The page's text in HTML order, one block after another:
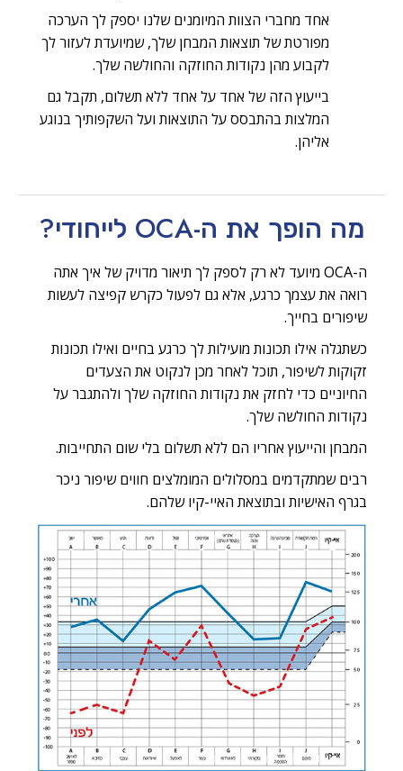
אחד מחברי הצוות המיומנים שלנו יספק לך הערכה
מפורטת של תוצאות המבחן שלך, שמיועדת לעזור לך
לקבוע מהן נקודות החוזקה והחולשה שלך.
בייעוץ הזה של אחד על אחד ללא תשלום, תקבל גם
המלצות בהתבסס על התוצאות ועל השקפותיך בנוגע
אליהן.
מה הופך את ה-OCA לייחודי?
ה-OCA מיועד לא רק לספק לך תיאור מדויק של איך אתה
רואה את עצמך כרגע, אלא גם לפעול כקרש קפיצה לעשות
שיפורים בחייך.
כשתגלה אילו תכונות מועילות לך כרגע בחיים ואילו תכונות
זקוקות לשיפור, תוכל לאחר מכן לנקוט את הצעדים
החיוניים כדי לחזק את נקודות החוזקה שלך ולהתגבר על
נקודות החולשה שלך.
המבחן והייעוץ אחריו הם ללא תשלום בלי שום התחייבות.
רבים שמתקדמים במסלולים המומלצים חווים שיפור ניכר
בגרף האישיות ובתוצאת האיי-קיו שלהם.